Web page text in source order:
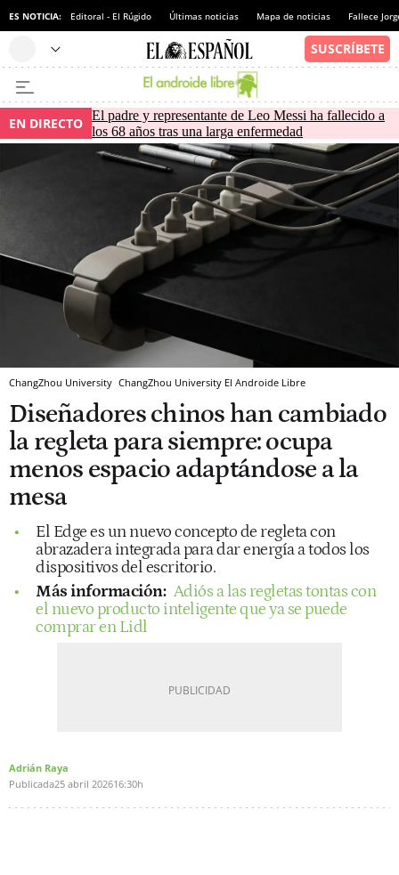
ES NOTICIA: Editoral - El Rúgido Últimas noticias Mapa de noticias Fallece
EN DIRECTO El padre y representante de Leo Messi ha fallecido a
los 68 años tras una larga enfermedad
ChangZhou University ChangZhou University El Androide Libre
Diseñadores chinos han cambiado
la regleta para siempre: ocupa
menos espacio adaptándose a la
mesa
El Edge es un nuevo concepto de regleta con
abrazadera integrada para dar energía a todos los
dispositivos del escritorio.
Más información: Adiós a las regletas tontas con
el nuevo producto inteligente que ya se puede
comprar en Lidl
Adrián Raya
Publicada25 abril 202616:30h